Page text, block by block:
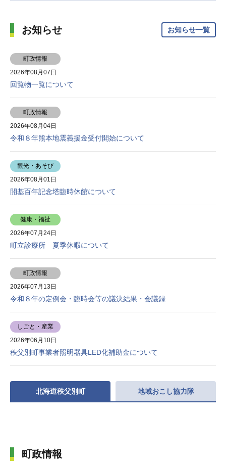
お知らせ お知らせ一覧
町政情報
2026年08月07日
回覧物一覧について
町政情報
2026年08月04日
令和８年熊本地震義援金受付開始について
観光・あそび
2026年08月01日
開基百年記念塔臨時休館について
健康・福祉
2026年07月24日
町立診療所 夏季休暇について
町政情報
2026年07月13日
令和８年の定例会・臨時会等の議決結果・会議録
しごと・産業
2026年06月10日
秩父別町事業者照明器具LED化補助金について
北海道秩父別町 地域おこし協力隊
町政情報